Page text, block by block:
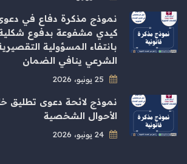
نموذج مذكرة دفاع في
كيدي مشفوعة بدفوع
بانتفاء المسؤولية
الشرعي ينافي الضمان
نموذج لائحة دعوى تطليق
الأحوال الشخصية